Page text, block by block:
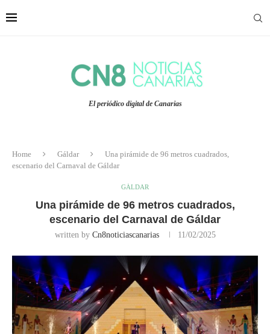
El periódico digital de Canarias
Home Gáldar
Una pirámide de 96 metros cuadrados,
escenario del Carnaval de Gáldar
GÁLDAR
Una pirámide de 96 metros cuadrados,
escenario del Carnaval de Gáldar
written by Cn8noticiascanarias 11/02/2025